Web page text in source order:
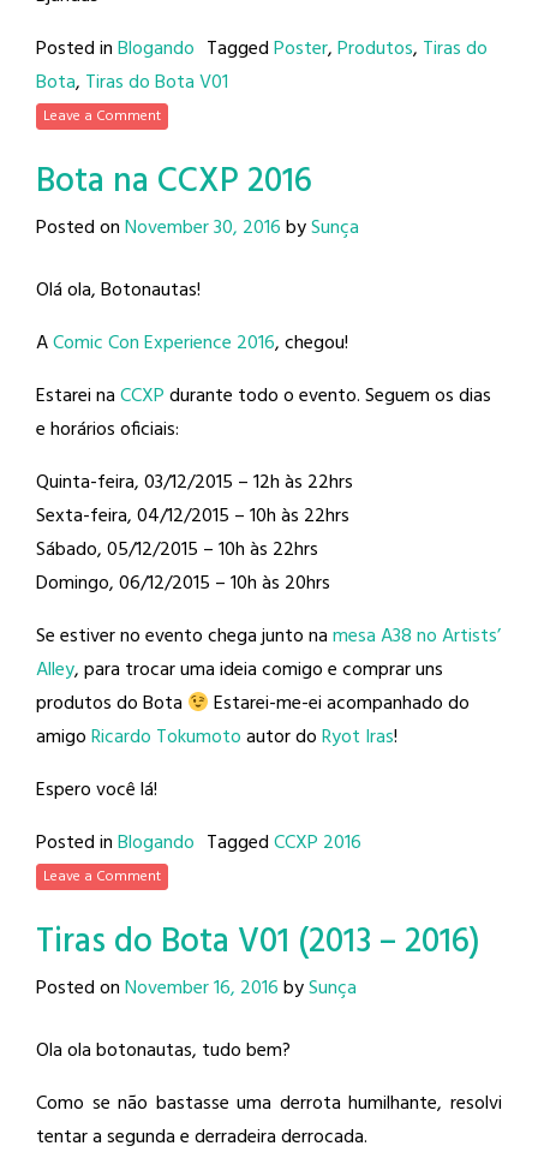
Posted inBlogando TaggedPoster,Produtos, Tiras do
Bota, Tiras do Bota V01
Leave a Comment
Bota na CCXP 2016
Posted onNovember 30, 2016bySunça
Olá ola, Botonautas!
AComic Con Experience 2016, chegou!
Estarei naCCXPdurante todo o evento. Seguem os dias
e horários oficiais:
Quinta-feira, 03/12/2015 – 12h às 22hrs
Sexta-feira, 04/12/2015 – 10h às 22hrs
Sábado, 05/12/2015 – 10h às 22hrs
Domingo, 06/12/2015 – 10h às 20hrs
Se estiver no evento chega junto namesa A38 no Artists’
Alley, para trocar uma ideia comigo e comprar uns
produtos do Bota
Estarei-me-ei acompanhado do
amigoRicardo Tokumotoautor doRyot Iras!
Espero você lá!
Posted inBlogando TaggedCCXP 2016
Leave a Comment
Tiras do Bota V01 (2013 – 2016)
Posted onNovember 16, 2016bySunça
Ola ola botonautas, tudo bem?
Como se não bastasse uma derrota humilhante, resolvi
tentar a segunda e derradeira derrocada.